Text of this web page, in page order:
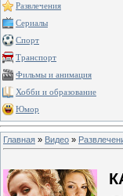
Развлечения
Сериалы
Спорт
Транспорт
Фильмы и анимация
Хобби и образование
Юмор
Главная » Видео »